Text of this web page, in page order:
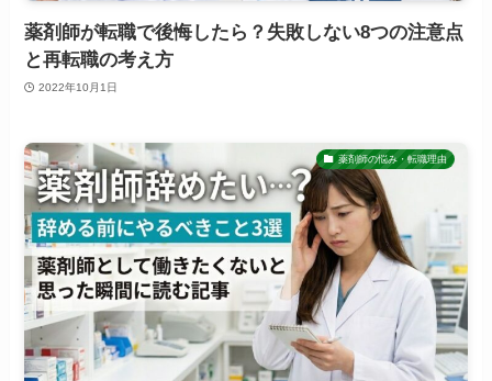
薬剤師が転職で後悔したら？失敗しない8つの注意点
と再転職の考え方
2022年10月1日
薬剤師の悩み・転職理由